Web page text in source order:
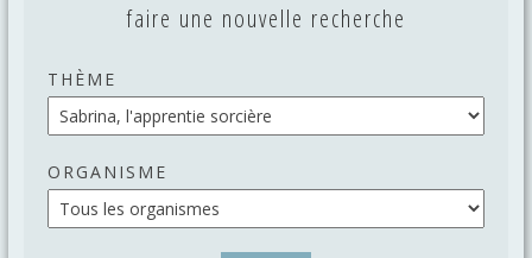
faire une nouvelle recherche
THÈME
ORGANISME